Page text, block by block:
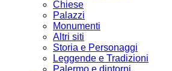
Chiese
Palazzi
Monumenti
Altri siti
Storia e Personaggi
Leggende e Tradizioni
Palermo e dintorni